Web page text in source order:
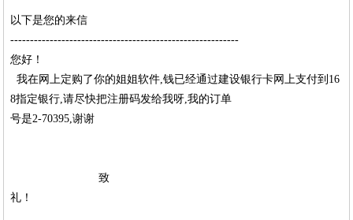
以下是您的来信
----------------------------------------------------------
您好！
我在网上定购了你的姐姐软件,钱已经通过建设银行卡网上支付到16
8指定银行,请尽快把注册码发给我呀,我的订单
号是2-70395,谢谢
致
礼！